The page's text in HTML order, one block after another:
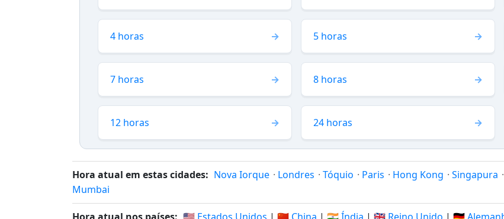
4 horas 5 horas
7 horas 8 horas
12 horas 24 horas
Hora atual em estas cidades: Nova Iorque · Londres · Tóquio · Paris · Hong Kong · Singapura ·
Mumbai